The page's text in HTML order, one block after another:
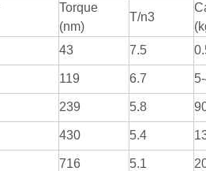
Torque
(nm)
T/n3
43 7.5
119 6.7
239 5.8
430 5.4
716 5.1